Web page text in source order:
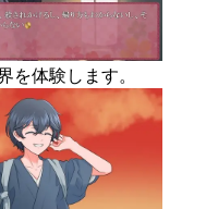
を体験します。